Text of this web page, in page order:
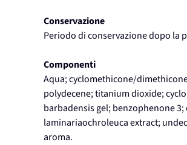
Conservazione
Periodo di conservazione dopo la
Componenti
Aqua; cyclomethicone/
polydecene; titanium dioxide;
barbadensis gel; benzophenone
laminariaochroleuca extract;
aroma.